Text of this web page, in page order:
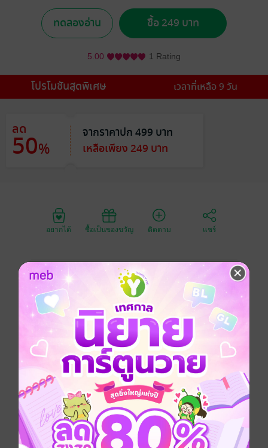
ทดลองอ่าน ซื้อ 249 บาท
5.00 1 Rating
โปรโมชันสุดพิเศษ เวลาที่เหลือ 9 วัน
ลด
50%
จากราคาปก 499 บาท
เหลือเพียง 249 บาท
อยากได้ ซื้อเป็นของขวัญ ติดตาม แชร์
"If winning is what you do best... then I'll just have to
keep competing until I win your heart."
Vipa: The impeccable Head of Marketing. Relentless,
unyielding, and driven by a singular obsession: the
Manager's seat.
Mata: The rising star of the Creative team.
Provocative, brilliantly unconventional, and utterly
incapable of bowing down to anyone.
When these two fierce rivals—who can barely share a
room without sparking a war of words—are suddenly
forced by upper management to become 'Co-